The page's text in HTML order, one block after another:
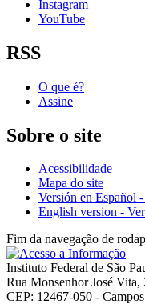
Instagram
YouTube
RSS
O que é?
Assine
Sobre o site
Acessibilidade
Mapa do site
Versión en Español
English version -
Fim da navegação de
Instituto Federal de São
Rua Monsenhor José
CEP: 12467-050 -